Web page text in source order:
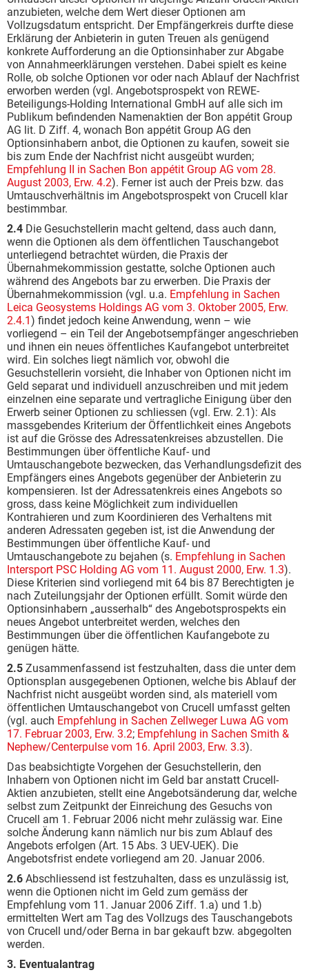
anzubieten, welche dem Wert dieser Optionen am
Vollzugsdatum entspricht. Der Empfängerkreis durfte diese
Erklärung der Anbieterin in guten Treuen als genügend
konkrete Aufforderung an die Optionsinhaber zur Abgabe
von Annahmeerklärungen verstehen. Dabei spielt es keine
Rolle, ob solche Optionen vor oder nach Ablauf der Nachfrist
erworben werden (vgl. Angebotsprospekt von REWE-
Beteiligungs-Holding International GmbH auf alle sich im
Publikum befindenden Namenaktien der Bon appétit Group
AG lit. D Ziff. 4, wonach Bon appétit Group AG den
Optionsinhabern anbot, die Optionen zu kaufen, soweit sie
bis zum Ende der Nachfrist nicht ausgeübt wurden;
Empfehlung II in Sachen Bon appétit Group AG vom 28.
August 2003, Erw. 4.2). Ferner ist auch der Preis bzw. das
Umtauschverhältnis im Angebotsprospekt von Crucell klar
bestimmbar.
2.4 Die Gesuchstellerin macht geltend, dass auch dann,
wenn die Optionen als dem öffentlichen Tauschangebot
unterliegend betrachtet würden, die Praxis der
Übernahmekommission gestatte, solche Optionen auch
während des Angebots bar zu erwerben. Die Praxis der
Übernahmekommission (vgl. u.a. Empfehlung in Sachen
Leica Geosystems Holdings AG vom 3. Oktober 2005, Erw.
2.4.1) findet jedoch keine Anwendung, wenn – wie
vorliegend – ein Teil der Angebotsempfänger angeschrieben
und ihnen ein neues öffentliches Kaufangebot unterbreitet
wird. Ein solches liegt nämlich vor, obwohl die
Gesuchstellerin vorsieht, die Inhaber von Optionen nicht im
Geld separat und individuell anzuschreiben und mit jedem
einzelnen eine separate und vertragliche Einigung über den
Erwerb seiner Optionen zu schliessen (vgl. Erw. 2.1): Als
massgebendes Kriterium der Öffentlichkeit eines Angebots
ist auf die Grösse des Adressatenkreises abzustellen. Die
Bestimmungen über öffentliche Kauf- und
Umtauschangebote bezwecken, das Verhandlungsdefizit des
Empfängers eines Angebots gegenüber der Anbieterin zu
kompensieren. Ist der Adressatenkreis eines Angebots so
gross, dass keine Möglichkeit zum individuellen
Kontrahieren und zum Koordinieren des Verhaltens mit
anderen Adressaten gegeben ist, ist die Anwendung der
Bestimmungen über öffentliche Kauf- und
Umtauschangebote zu bejahen (s. Empfehlung in Sachen
Intersport PSC Holding AG vom 11. August 2000, Erw. 1.3).
Diese Kriterien sind vorliegend mit 64 bis 87 Berechtigten je
nach Zuteilungsjahr der Optionen erfüllt. Somit würde den
Optionsinhabern „ausserhalb“ des Angebotsprospekts ein
neues Angebot unterbreitet werden, welches den
Bestimmungen über die öffentlichen Kaufangebote zu
genügen hätte.
2.5 Zusammenfassend ist festzuhalten, dass die unter dem
Optionsplan ausgegebenen Optionen, welche bis Ablauf der
Nachfrist nicht ausgeübt worden sind, als materiell vom
öffentlichen Umtauschangebot von Crucell umfasst gelten
(vgl. auch Empfehlung in Sachen Zellweger Luwa AG vom
17. Februar 2003, Erw. 3.2; Empfehlung in Sachen Smith &
Nephew/Centerpulse vom 16. April 2003, Erw. 3.3).
Das beabsichtigte Vorgehen der Gesuchstellerin, den
Inhabern von Optionen nicht im Geld bar anstatt Crucell-
Aktien anzubieten, stellt eine Angebotsänderung dar, welche
selbst zum Zeitpunkt der Einreichung des Gesuchs von
Crucell am 1. Februar 2006 nicht mehr zulässig war. Eine
solche Änderung kann nämlich nur bis zum Ablauf des
Angebots erfolgen (Art. 15 Abs. 3 UEV-UEK). Die
Angebotsfrist endete vorliegend am 20. Januar 2006.
2.6 Abschliessend ist festzuhalten, dass es unzulässig ist,
wenn die Optionen nicht im Geld zum gemäss der
Empfehlung vom 11. Januar 2006 Ziff. 1.a) und 1.b)
ermittelten Wert am Tag des Vollzugs des Tauschangebots
von Crucell und/oder Berna in bar gekauft bzw. abgegolten
werden.
3. Eventualantrag